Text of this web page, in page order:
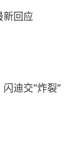
新回应
迪交“炸裂”